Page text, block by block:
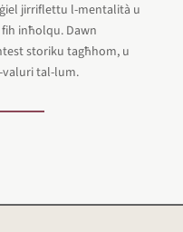
jirriflettu l-mentalità u
inħolqu. Dawn
storiku tagħhom, u
valuri tal-lum.